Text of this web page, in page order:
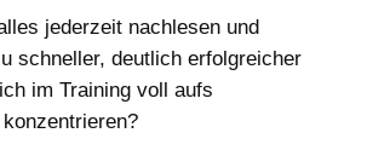
jederzeit nachlesen und
schneller, deutlich erfolgreicher
im Training voll aufs